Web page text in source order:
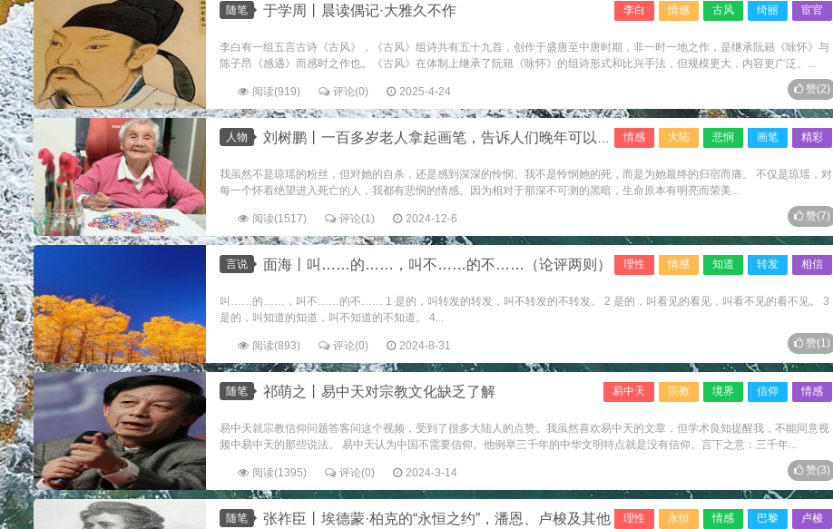
随笔 李白 情感 古风 绮丽 宦官
于学周丨晨读偶记·大雅久不作
李白有一组五言古诗《古风》，《古风》组诗共有五十九首，创作于盛唐至中唐时期，非一时一地之作，是继承阮籍《咏怀》与
陈子昂《感遇》而感时之作也。《古风》在体制上继承了阮籍《咏怀》的组诗形式和比兴手法，但规模更大，内容更广泛。...
阅读(919) 评论(0) 2025-4-24 赞(2)
人物 情感 大陆 悲悯 画笔 精彩
刘树鹏丨一百多岁老人拿起画笔，告诉人们晚年可以活得多精彩
我虽然不是琼瑶的粉丝，但对她的自杀，还是感到深深的怜悯。我不是怜悯她的死，而是为她最终的归宿而痛。 不仅是琼瑶，对
每一个怀着绝望进入死亡的人，我都有悲悯的情感。因为相对于那深不可测的黑暗，生命原本有明亮而荣美...
阅读(1517) 评论(1) 2024-12-6 赞(7)
言说 理性 情感 知道 转发 相信
面海丨叫……的……，叫不……的不……（论评两则）
叫……的……，叫不……的不…… 1 是的，叫转发的转发，叫不转发的不转发。 2 是的，叫看见的看见，叫看不见的看不见。 3
是的，叫知道的知道，叫不知道的不知道。 4...
阅读(893) 评论(0) 2024-8-31 赞(1)
随笔 易中天 宗教 境界 信仰 情感
祁萌之丨易中天对宗教文化缺乏了解
易中天就宗教信仰问题答客问这个视频，受到了很多大陆人的点赞。我虽然喜欢易中天的文章，但学术良知提醒我，不能同意视
频中易中天的那些说法。 易中天认为中国不需要信仰。他例举三千年的中华文明特点就是没有信仰。言下之意：三千年...
阅读(1395) 评论(0) 2024-3-14 赞(3)
随笔 理性 永恒 情感 巴黎 卢梭
张祚臣丨埃德蒙·柏克的“永恒之约”，潘恩、卢梭及其他